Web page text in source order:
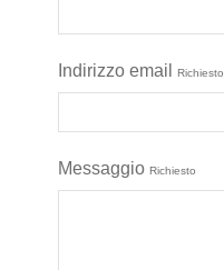
Indirizzo emailRichiesto
MessaggioRichiesto